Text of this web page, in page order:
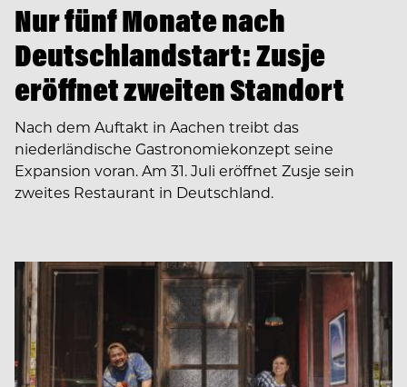
Nur fünf Monate nach
Deutschlandstart: Zusje
eröffnet zweiten Standort
Nach dem Auftakt in Aachen treibt das
niederländische Gastronomiekonzept seine
Expansion voran. Am 31. Juli eröffnet Zusje sein
zweites Restaurant in Deutschland.